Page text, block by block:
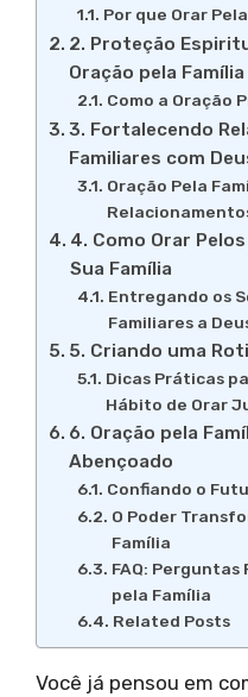
Por que Orar
2. Proteção
Oração pela Família
Como a Oração
3. Fortalecendo
Familiares com
Oração Pela
4. Como Orar
Sua Família
Entregando os
Familiares a
5. Criando uma
Dicas Práticas
Hábito de Orar
6. Oração pela
Abençoado
Confiando o
O Poder
Família
FAQ:
pela Família
Related Posts
Você já pensou em